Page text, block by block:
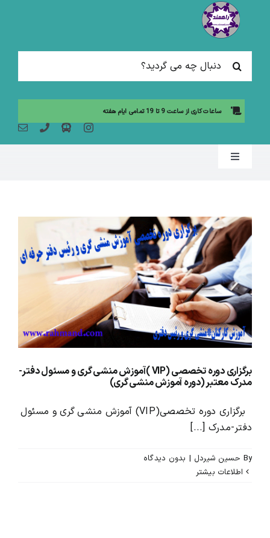
جستجو
برای:
ساعات کاری از ساعت 9 تا 19 تمامی ایام هفته
Toggle
مقالات آموزشی
آموزش حضوری (لیست دوره ها)
محصولات و بسته های آموزشیVIP
درباره ما و تماس با ما
برگزاری دوره تخصصی (VIP )آموزش منشی گری و مسئول دفتر-
مدرک معتبر (دوره آموزش منشی گری)
برگزاری دوره تخصصی(VIP) آموزش منشی گری و مسئول
دفتر-مدرک [...]
By حسین شیردل | بدون ديدگاه
اطلاعات بیشتر